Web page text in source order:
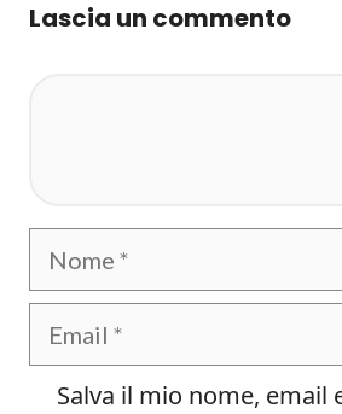
Lascia un commento
Nome
Email
Salva il mio nome, email